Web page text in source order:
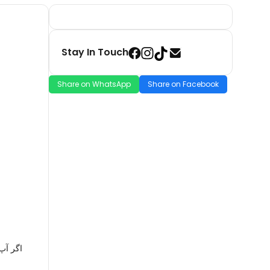
اگر
Stay In Touch
Share on WhatsApp Share on Facebook